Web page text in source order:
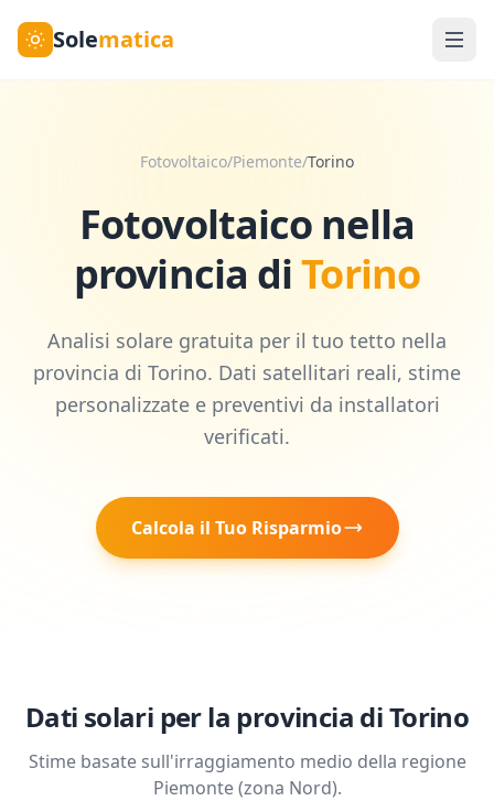
Solematica
Fotovoltaico/Piemonte/Torino
Fotovoltaico nella
provincia diTorino
Analisi solare gratuita per il tuo tetto nella
provincia di Torino. Dati satellitari reali, stime
personalizzate e preventivi da installatori
verificati.
Calcola il Tuo Risparmio
Dati solari per la provincia diTorino
Stime basate sull'irraggiamento medio della regione
Piemonte(zona Nord).